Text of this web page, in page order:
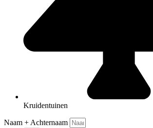
Kruidentuinen
Naam + Achternaam